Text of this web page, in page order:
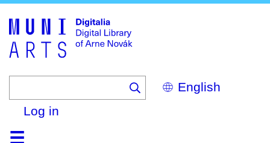
Select
your
Log in